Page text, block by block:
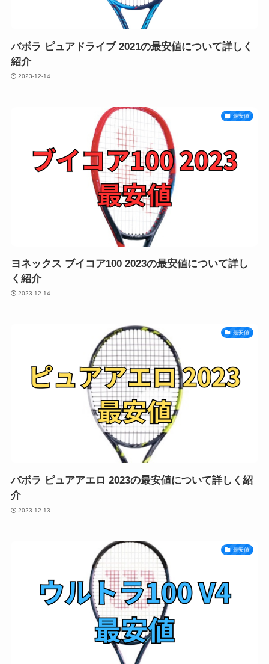
バボラ ピュアドライブ 2021の最安値について詳しく
紹介
2023-12-14
最安値
ヨネックス ブイコア100 2023の最安値について詳し
く紹介
2023-12-14
最安値
バボラ ピュアアエロ 2023の最安値について詳しく紹
介
2023-12-13
最安値